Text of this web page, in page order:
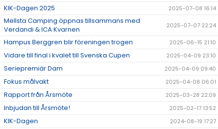
KIK-Dagen 2025 2025-07-08 16:14
Mellsta Camping öppnas tillsammans med
Verdandi & ICA Kvarnen
2025-07-07 22:24
Hampus Berggren blir föreningen trogen 2025-06-15 21:10
Vidare till final i kvalet till Svenska Cupen 2025-04-09 23:10
Seriepremiär Dam 2025-04-09 09:40
Fokus målvakt 2025-04-08 06:01
Rapport från Årsmöte 2025-03-28 22:09
Inbjudan till Årsmöte! 2025-02-17 13:52
KIK-Dagen 2024-08-19 17:27